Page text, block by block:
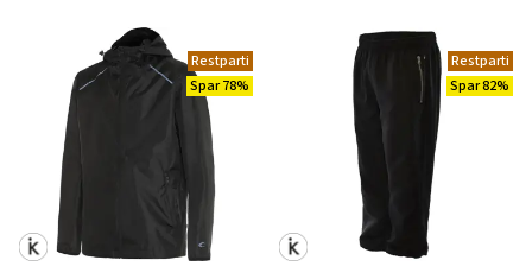
Restparti
Spar 78%
Restparti
Spar 82%